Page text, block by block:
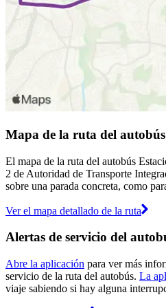
Mapa de la ruta del
El mapa de la ruta del autobús
2 de Autoridad de Transporte
sobre una parada concreta, como
Ver el mapa detallado de la ruta
Alertas de servicio del
Abre la aplicación para ver más
servicio de la ruta del autobús. La
viaje sabiendo si hay alguna